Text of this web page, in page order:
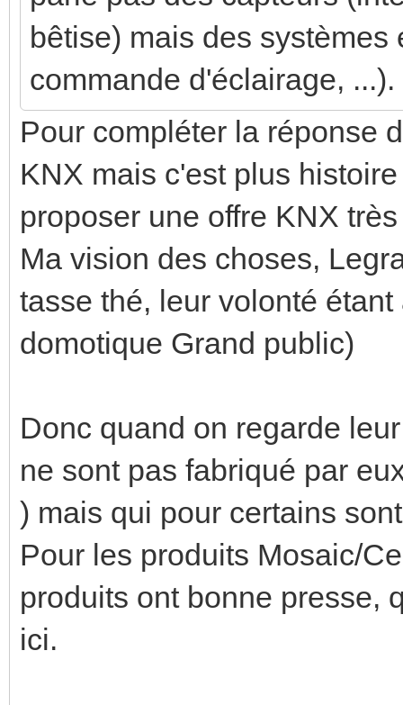
bêtise) mais des
commande d'éclairage,
Pour compléter la réponse
KNX mais c'est plus
proposer une offre KNX
Ma vision des choses,
tasse thé, leur volonté
domotique Grand public)
Donc quand on regarde
ne sont pas fabriqué par
) mais qui pour certains
Pour les produits Mosaic/
produits ont bonne presse,
ici.